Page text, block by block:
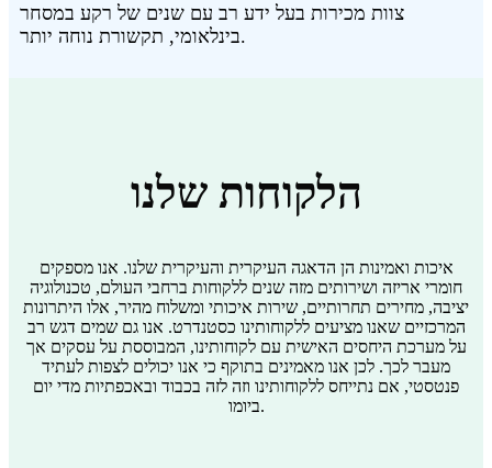
צוות מכירות בעל ידע רב עם שנים של רקע במסחר
בינלאומי, תקשורת נוחה יותר.
הלקוחות שלנו
איכות ואמינות הן הדאגה העיקרית והעיקרית שלנו. אנו מספקים
חומרי אריזה ושירותים מזה שנים ללקוחות ברחבי העולם, טכנולוגיה
יציבה, מחירים תחרותיים, שירות איכותי ומשלוח מהיר, אלו היתרונות
המרכזיים שאנו מציעים ללקוחותינו כסטנדרט. אנו גם שמים דגש רב
על מערכת היחסים האישית עם לקוחותינו, המבוססת על עסקים אך
מעבר לכך. לכן אנו מאמינים בתוקף כי אנו יכולים לצפות לעתיד
פנטסטי, אם נתייחס ללקוחותינו וזה לזה בכבוד ובאכפתיות מדי יום
ביומו.